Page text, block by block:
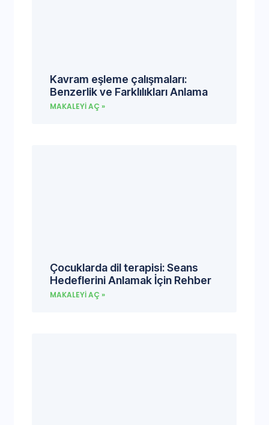
Kavram eşleme çalışmaları:
Benzerlik ve Farklılıkları Anlama
MAKALEYI AÇ »
Çocuklarda dil terapisi: Seans
Hedeflerini Anlamak İçin Rehber
MAKALEYI AÇ »